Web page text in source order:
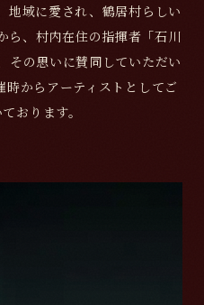
地域に愛され、鶴居村らしい
ら、村内在住の指揮者「石川
その思いに賛同していただい
からアーティストとしてご
おります。